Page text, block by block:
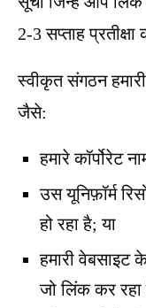
2-3 सप्ताह प्रतीक्षा
स्वीकृत संगठन
जैसे:
हमारे कॉर्पोरेट
उस यूनिफ़ॉर्म
हो रहा है; या
हमारी वेबसाइट
जो लिंक कर रहा